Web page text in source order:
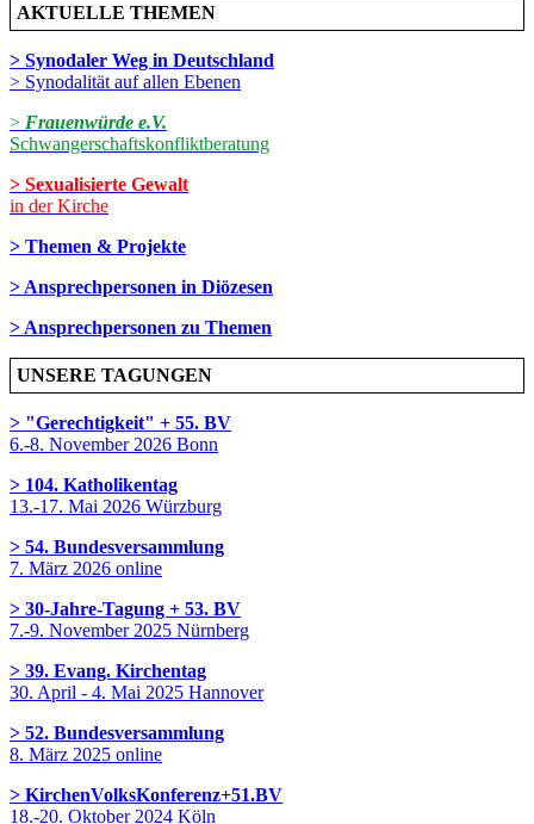
AKTUELLE THEMEN
> Synodaler Weg in Deutschland
> Synodalität auf allen Ebenen
> Frauenwürde e.V.
Schwangerschaftskonfliktberatung
> Sexualisierte Gewalt
in der Kirche
> Themen & Projekte
> Ansprechpersonen in Diözesen
> Ansprechpersonen zu Themen
UNSERE TAGUNGEN
> "Gerechtigkeit" + 55. BV
6.-8. November 2026 Bonn
> 104. Katholikentag
13.-17. Mai 2026 Würzburg
> 54. Bundesversammlung
7. März 2026 online
> 30-Jahre-Tagung + 53. BV
7.-9. November 2025 Nürnberg
> 39. Evang. Kirchentag
30. April - 4. Mai 2025 Hannover
> 52. Bundesversammlung
8. März 2025 online
> KirchenVolksKonferenz+51.BV
18.-20. Oktober 2024 Köln